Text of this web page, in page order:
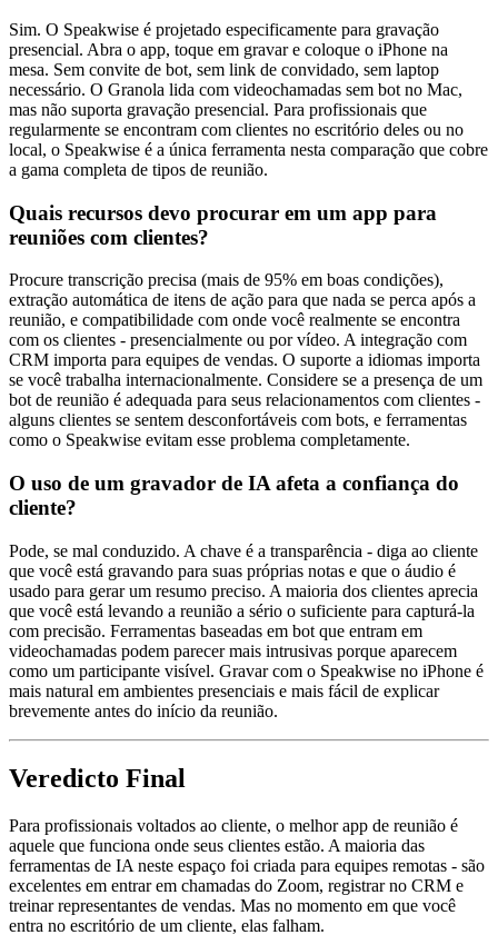
Sim. O Speakwise é projetado especificamente para gravação
presencial. Abra o app, toque em gravar e coloque o iPhone na
mesa. Sem convite de bot, sem link de convidado, sem laptop
necessário. O Granola lida com videochamadas sem bot no Mac,
mas não suporta gravação presencial. Para profissionais que
regularmente se encontram com clientes no escritório deles ou no
local, o Speakwise é a única ferramenta nesta comparação que cobre
a gama completa de tipos de reunião.
Quais recursos devo procurar em um app para
reuniões com clientes?
Procure transcrição precisa (mais de 95% em boas condições),
extração automática de itens de ação para que nada se perca após a
reunião, e compatibilidade com onde você realmente se encontra
com os clientes - presencialmente ou por vídeo. A integração com
CRM importa para equipes de vendas. O suporte a idiomas importa
se você trabalha internacionalmente. Considere se a presença de um
bot de reunião é adequada para seus relacionamentos com clientes -
alguns clientes se sentem desconfortáveis com bots, e ferramentas
como o Speakwise evitam esse problema completamente.
O uso de um gravador de IA afeta a confiança do
cliente?
Pode, se mal conduzido. A chave é a transparência - diga ao cliente
que você está gravando para suas próprias notas e que o áudio é
usado para gerar um resumo preciso. A maioria dos clientes aprecia
que você está levando a reunião a sério o suficiente para capturá-la
com precisão. Ferramentas baseadas em bot que entram em
videochamadas podem parecer mais intrusivas porque aparecem
como um participante visível. Gravar com o Speakwise no iPhone é
mais natural em ambientes presenciais e mais fácil de explicar
brevemente antes do início da reunião.
Veredicto Final
Para profissionais voltados ao cliente, o melhor app de reunião é
aquele que funciona onde seus clientes estão. A maioria das
ferramentas de IA neste espaço foi criada para equipes remotas - são
excelentes em entrar em chamadas do Zoom, registrar no CRM e
treinar representantes de vendas. Mas no momento em que você
entra no escritório de um cliente, elas falham.